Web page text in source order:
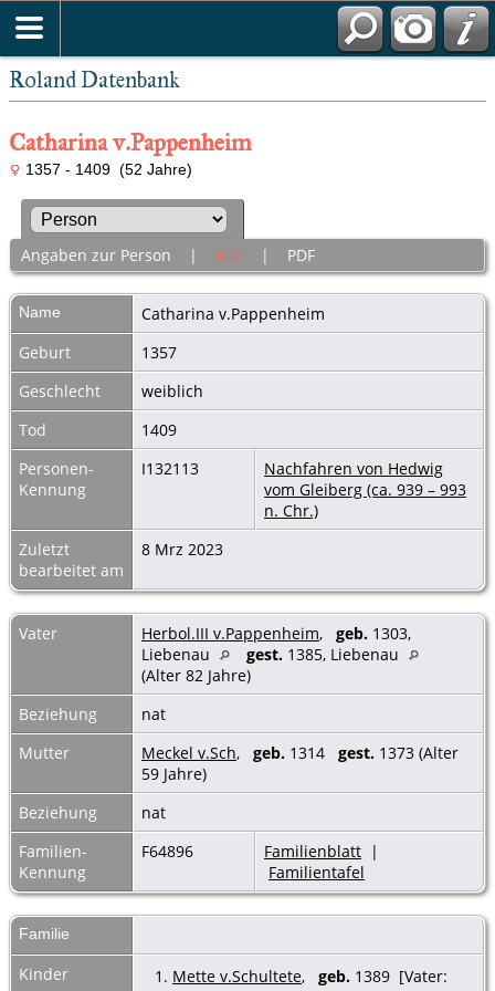
Roland Datenbank
Catharina v.Pappenheim
1357 - 1409 (52 Jahre)
Angaben zur Person | Alle | PDF
Name Catharina v.Pappenheim
Geburt
1357
Geschlecht
weiblich
Tod
1409
Personen-
Kennung
I132113
Nachfahren von Hedwig
vom Gleiberg (ca. 939 – 993
n. Chr.)
Zuletzt
bearbeitet am
8 Mrz 2023
Vater Herbol.III v.Pappenheim, geb. 1303,
Liebenau
gest. 1385, Liebenau
(Alter 82 Jahre)
Beziehung
nat
Mutter
Meckel v.Sch, geb. 1314 gest. 1373 (Alter
59 Jahre)
Beziehung
nat
Familien-
Kennung
F64896 Familienblatt |
Familientafel
Familie
Kinder 1. Mette v.Schultete, geb. 1389 [Vater: